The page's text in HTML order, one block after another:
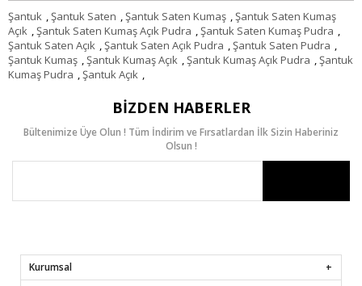
Şantuk ,Şantuk Saten ,Şantuk Saten Kumaş ,Şantuk Saten Kumaş
Açık ,Şantuk Saten Kumaş Açık Pudra ,Şantuk Saten Kumaş Pudra ,
Şantuk Saten Açık ,Şantuk Saten Açık Pudra ,Şantuk Saten Pudra ,
Şantuk Kumaş ,Şantuk Kumaş Açık ,Şantuk Kumaş Açık Pudra ,Şantuk
Kumaş Pudra ,Şantuk Açık ,
BIZDEN HABERLER
Bültenimize Üye Olun ! Tüm İndirim ve Fırsatlardan İlk Sizin Haberiniz
Olsun !
Kurumsal